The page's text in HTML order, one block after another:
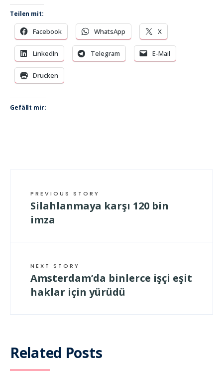
Teilen mit:
Facebook WhatsApp X
LinkedIn Telegram E-Mail
Drucken
Gefällt mir:
PREVIOUS STORY
Silahlanmaya karşı 120 bin
imza
NEXT STORY
Amsterdam’da binlerce işçi eşit
haklar için yürüdü
Related Posts